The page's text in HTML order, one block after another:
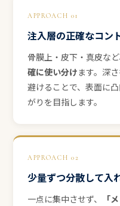
APPROACH 01
注入層の正確なコン
骨膜上・皮下・真皮など
確に使い分けます。深
避けることで、表面に
がりを目指します。
APPROACH 02
少量ずつ分散して入
一点に集中させず、
「